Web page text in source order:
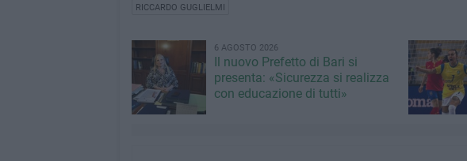
RICCARDO GUGLIELMI
6 AGOSTO 2026
Il nuovo Prefetto di Bari si
presenta: «Sicurezza si realizza
con educazione di tutti»